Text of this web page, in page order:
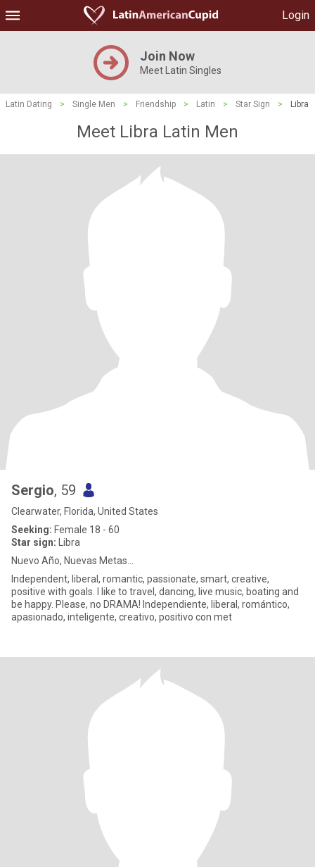
Login
Join Now
Meet Latin Singles
Latin Dating > Single Men > Friendship > Latin > Star Sign > Libra
Meet Libra Latin Men
Sergio, 59
Clearwater, Florida, United States
Seeking: Female 18 - 60
Star sign: Libra
Nuevo Año, Nuevas Metas...
Independent, liberal, romantic, passionate, smart, creative,
positive with goals. I like to travel, dancing, live music, boating and
be happy. Please, no DRAMA! Independiente, liberal, romántico,
apasionado, inteligente, creativo, positivo con met